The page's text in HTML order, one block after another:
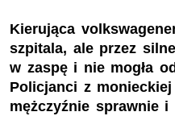
Kierująca
szpitala, ale przez
w zaspę i nie mogła
Policjanci z
mężczyźnie sprawnie